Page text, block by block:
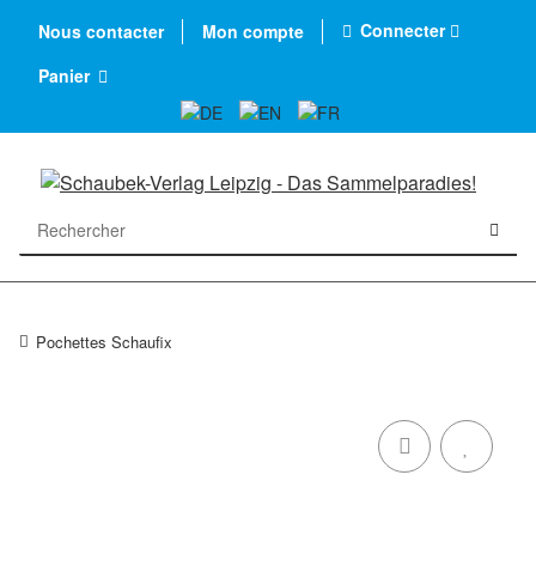
Nous contacter Mon compte
Connecter
Panier
Pochettes Schaufix